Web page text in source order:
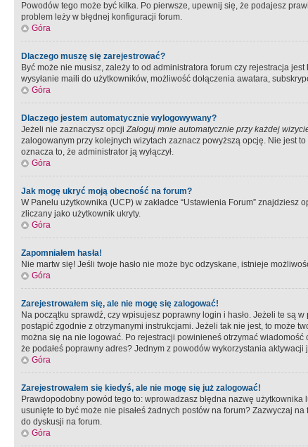
Powodów tego może być kilka. Po pierwsze, upewnij się, że podajesz
problem leży w błędnej konfiguracji forum.
Góra
Dlaczego muszę się zarejestrować?
Być może nie musisz, zależy to od administratora forum czy rejestracja
wysyłanie maili do użytkowników, możliwość dołączenia awatara,
Góra
Dlaczego jestem automatycznie wylogowywany?
Jeżeli nie zaznaczysz opcjiZaloguj mnie automatycznie przy każdej
zalogowanym przy kolejnych wizytach zaznacz powyższą opcję. Nie jest
oznacza to, że administrator ją wyłączył.
Góra
Jak mogę ukryć moją obecność na forum?
W Panelu użytkownika (UCP) w zakładce “Ustawienia Forum”
zliczany jako użytkownik ukryty.
Góra
Zapomniałem hasła!
Nie martw się! Jeśli twoje hasło nie może byc odzyskane, istnieje
Góra
Zarejestrowałem się, ale nie mogę się zalogować!
Na początku sprawdź, czy wpisujesz poprawny login i hasło. Jeżeli te są
postąpić zgodnie z otrzymanymi instrukcjami. Jeżeli tak nie jest, to może
można się na nie logować. Po rejestracji powinieneś otrzymać
że podałeś poprawny adres? Jednym z powodów wykorzystania aktywacji
Góra
Zarejestrowałem się kiedyś, ale nie mogę się już zalogować!
Prawdopodobny powód tego to: wprowadzasz błędna nazwę
usunięte to być może nie pisałeś żadnych postów na forum? Zazwyczaj
do dyskusji na forum.
Góra